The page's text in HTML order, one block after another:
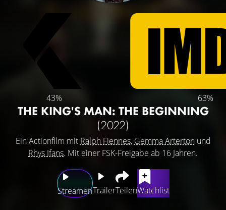
43% 63%
THE KING'S MAN: THE BEGINNING
(2022)
Ein Actionfilm mit Ralph Fiennes, Gemma Artertonund
Rhys Ifans. Mit einer FSK-Freigabe ab 16 Jahren.
StreamenTrailerTeilenWatchlist